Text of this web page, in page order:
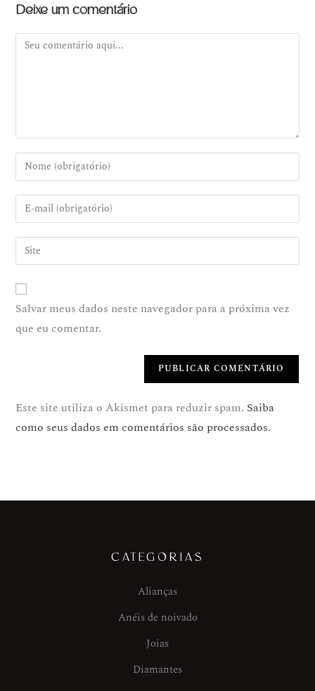
Deixe um comentário
Salvar meus dados neste navegador para a próxima vez
que eu comentar.
Este site utiliza o Akismet para reduzir spam. Saiba
como seus dados em comentários são processados.
CATEGORIAS
Alianças
Anéis de noivado
Joias
Diamantes